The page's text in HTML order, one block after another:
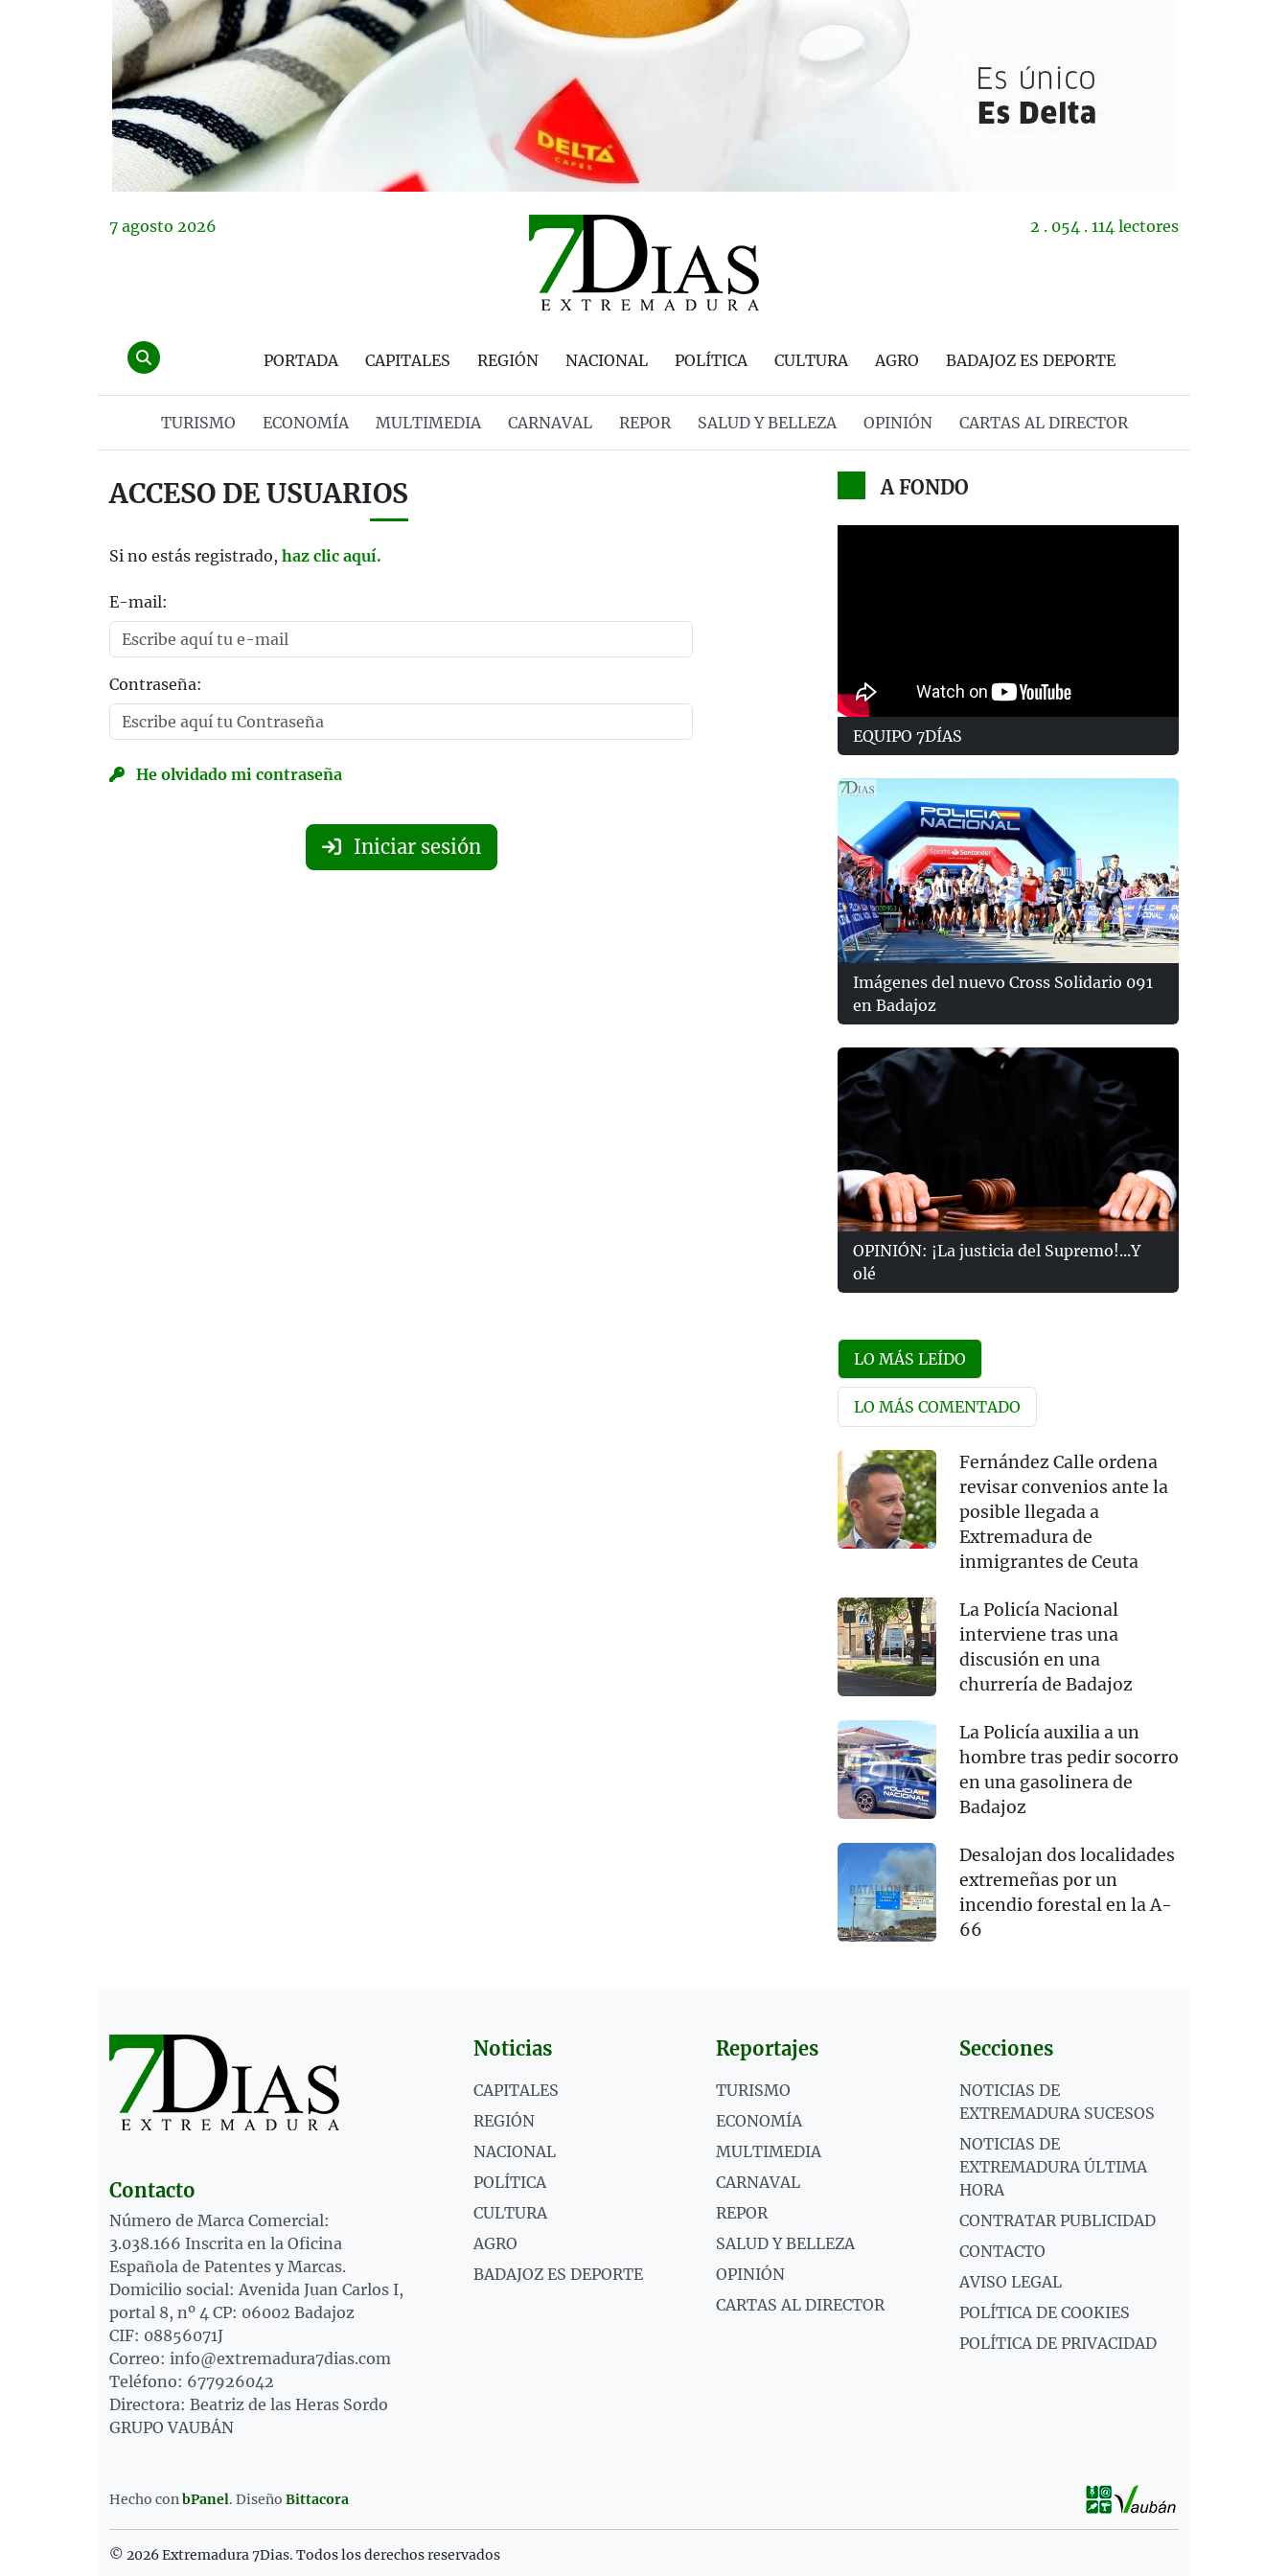
7 agosto 2026 2 . 054 . 114 lectores
PORTADA CAPITALES REGIÓN NACIONAL POLÍTICA CULTURA AGRO BADAJOZ ES DEPORTE
TURISMO ECONOMÍA MULTIMEDIA CARNAVAL REPOR SALUD Y BELLEZA OPINIÓN CARTAS AL DIRECTOR
ACCESO DE USUARIOS
Si no estás registrado, haz clic aquí.
E-mail:
Contraseña:
He olvidado mi contraseña
Iniciar sesión
A FONDO
EQUIPO 7DÍAS
Imágenes del nuevo Cross Solidario 091
en Badajoz
OPINIÓN: ¡La justicia del Supremo!...Y
olé
LO MÁS LEÍDO
LO MÁS COMENTADO
Fernández Calle ordena
revisar convenios ante la
posible llegada a
Extremadura de
inmigrantes de Ceuta
La Policía Nacional
interviene tras una
discusión en una
churrería de Badajoz
La Policía auxilia a un
hombre tras pedir socorro
en una gasolinera de
Badajoz
Desalojan dos localidades
extremeñas por un
incendio forestal en la A-
66
Contacto
Número de Marca Comercial:
3.038.166 Inscrita en la Oficina
Española de Patentes y Marcas.
Domicilio social: Avenida Juan Carlos I,
portal 8, nº 4 CP: 06002 Badajoz
CIF: 08856071J
Correo: info@extremadura7dias.com
Teléfono: 677926042
Directora: Beatriz de las Heras Sordo
GRUPO VAUBÁN
Noticias
CAPITALES
REGIÓN
NACIONAL
POLÍTICA
CULTURA
AGRO
BADAJOZ ES DEPORTE
Reportajes
TURISMO
ECONOMÍA
MULTIMEDIA
CARNAVAL
REPOR
SALUD Y BELLEZA
OPINIÓN
CARTAS AL DIRECTOR
Secciones
NOTICIAS DE
EXTREMADURA SUCESOS
NOTICIAS DE
EXTREMADURA ÚLTIMA
HORA
CONTRATAR PUBLICIDAD
CONTACTO
AVISO LEGAL
POLÍTICA DE COOKIES
POLÍTICA DE PRIVACIDAD
Hecho con bPanel. Diseño Bittacora
© 2026 Extremadura 7Dias. Todos los derechos reservados